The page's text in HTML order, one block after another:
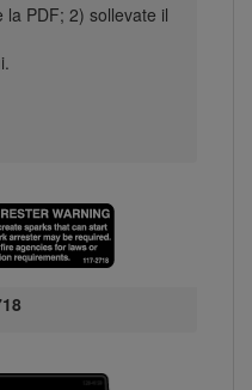
PDF; 2) sollevate il